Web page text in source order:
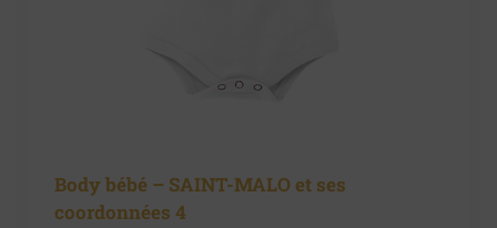
Body bébé – SAINT-MALO et ses
coordonnées 4